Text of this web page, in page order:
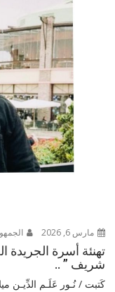
مارس 6, 2026
تهنئة أسرة الجريدة
شريف ” ..
كَتبت / نُـور عَلَـم الدِّيـن